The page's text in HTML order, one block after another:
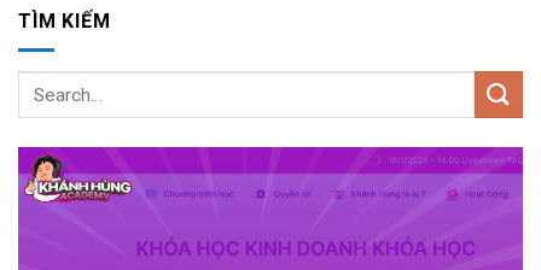
TÌM KIẾM